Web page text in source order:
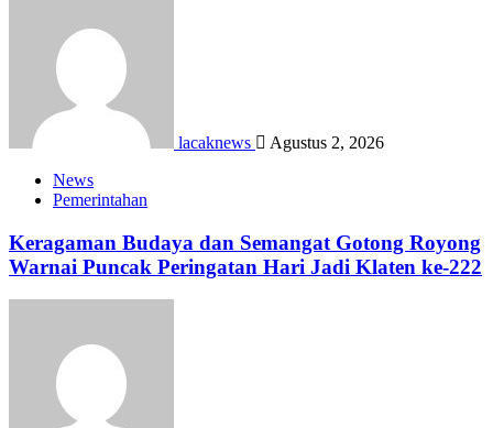
lacaknews
Agustus 2, 2026
News
Pemerintahan
Keragaman Budaya dan Semangat Gotong Royong
Warnai Puncak Peringatan Hari Jadi Klaten ke-222